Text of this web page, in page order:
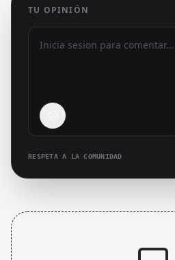
TU OPINIÓN
RESPETA A LA COMUNIDAD